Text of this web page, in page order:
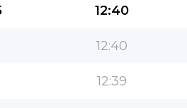
12:40
12:40
12:39